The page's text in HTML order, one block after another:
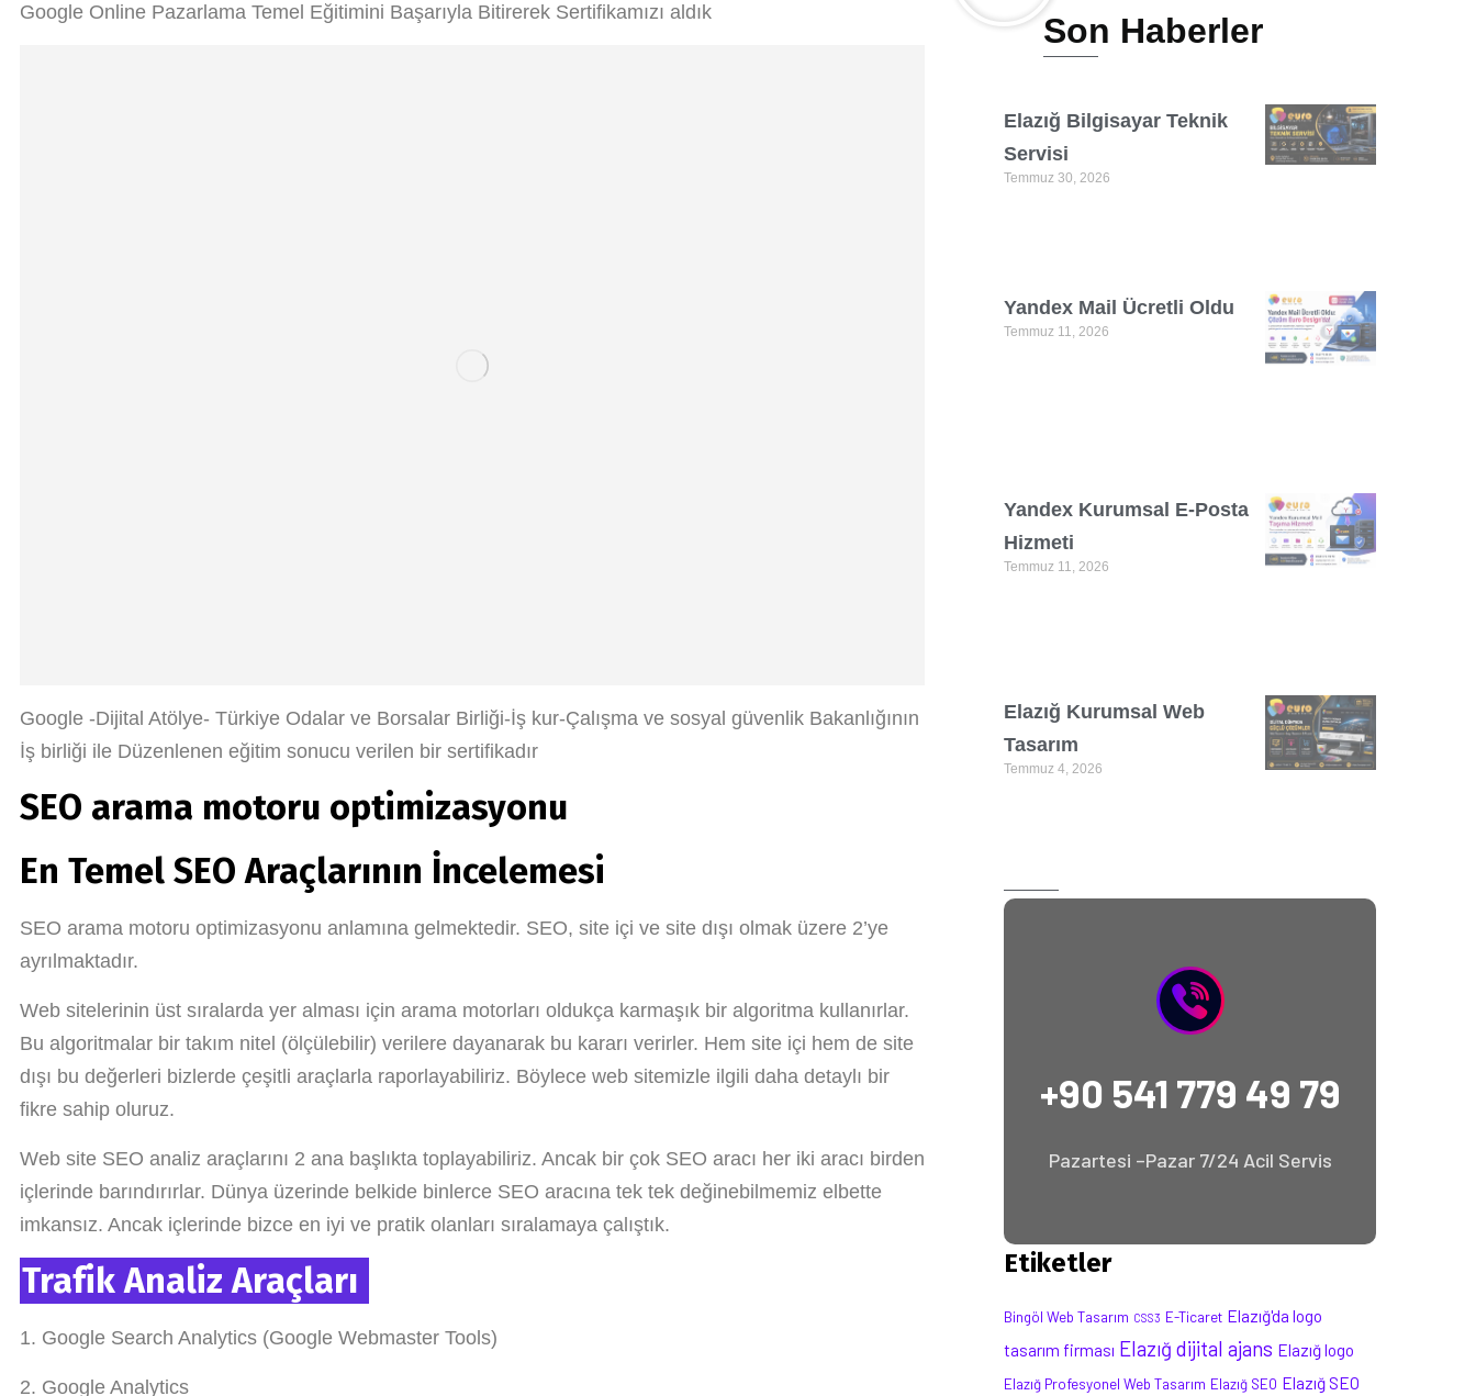
Google Online Pazarlama Temel Eğitimini Başarıyla Bitirerek Sertifikamızı aldık
Google -Dijital Atölye- Türkiye Odalar ve Borsalar Birliği-İş kur-Çalışma ve sosyal güvenlik Bakanlığının
İş birliği ile Düzenlenen eğitim sonucu verilen bir sertifikadır
SEO arama motoru optimizasyonu
En Temel SEO Araçlarının İncelemesi
SEO arama motoru optimizasyonu anlamına gelmektedir. SEO, site içi ve site dışı olmak üzere 2’ye
ayrılmaktadır.
Web sitelerinin üst sıralarda yer alması için arama motorları oldukça karmaşık bir algoritma kullanırlar.
Bu algoritmalar bir takım nitel (ölçülebilir) verilere dayanarak bu kararı verirler. Hem site içi hem de site
dışı bu değerleri bizlerde çeşitli araçlarla raporlayabiliriz. Böylece web sitemizle ilgili daha detaylı bir
fikre sahip oluruz.
Web site SEO analiz araçlarını 2 ana başlıkta toplayabiliriz. Ancak bir çok SEO aracı her iki aracı birden
içlerinde barındırırlar. Dünya üzerinde belkide binlerce SEO aracına tek tek değinebilmemiz elbette
imkansız. Ancak içlerinde bizce en iyi ve pratik olanları sıralamaya çalıştık.
Trafik Analiz Araçları
1. Google Search Analytics (Google Webmaster Tools)
2. Google Analytics
Son Haberler
Elazığ Bilgisayar Teknik
Servisi
Temmuz 30, 2026
Yandex Mail Ücretli Oldu
Temmuz 11, 2026
Yandex Kurumsal E-Posta
Hizmeti
Temmuz 11, 2026
Elazığ Kurumsal Web
Tasarım
Temmuz 4, 2026
+90 541 779 49 79
Pazartesi –Pazar 7/24 Acil Servis
Etiketler
Bingöl Web Tasarım CSS3 E-Ticaret Elazığ'da logo
tasarım firması Elazığ dijital ajans Elazığ logo
Elazığ Profesyonel Web Tasarım Elazığ SEO Elazığ SEO